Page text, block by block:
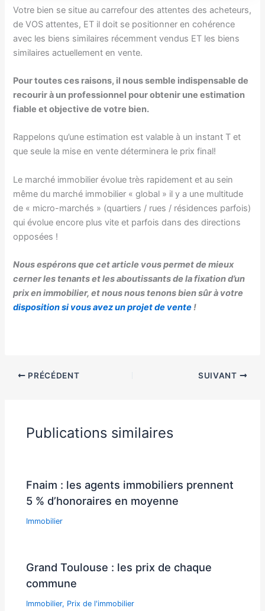
Votre bien se situe au carrefour des attentes des acheteurs,
de VOS attentes, ET il doit se positionner en cohérence
avec les biens similaires récemment vendus ET les biens
similaires actuellement en vente.
Pour toutes ces raisons, il nous semble indispensable de
recourir à un professionnel pour obtenir une estimation
fiable et objective de votre bien.
Rappelons qu’une estimation est valable à un instant T et
que seule la mise en vente déterminera le prix final!
Le marché immobilier évolue très rapidement et au sein
même du marché immobilier « global » il y a une multitude
de « micro-marchés » (quartiers / rues / résidences parfois)
qui évolue encore plus vite et parfois dans des directions
opposées !
Nous espérons que cet article vous permet de mieux
cerner les tenants et les aboutissants de la fixation d’un
prix en immobilier, et nous nous tenons bien sûr à votre
disposition si vous avez un projet de vente !
PRÉCÉDENT SUIVANT
Publications similaires
Fnaim : les agents immobiliers prennent
5 % d’honoraires en moyenne
Immobilier
Grand Toulouse : les prix de chaque
commune
Immobilier, Prix de l'immobilier